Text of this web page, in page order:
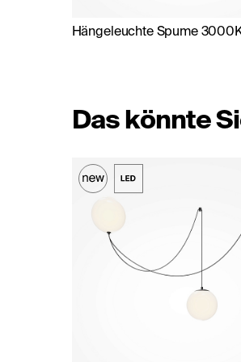
Hängeleuchte Spume
Das könnte